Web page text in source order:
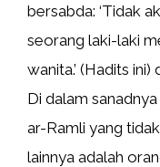
bersabda: ‘Tidak
seorang laki-laki
wanita.’ (Hadits
Di dalam
ar-Ramli yang
lainnya adalah